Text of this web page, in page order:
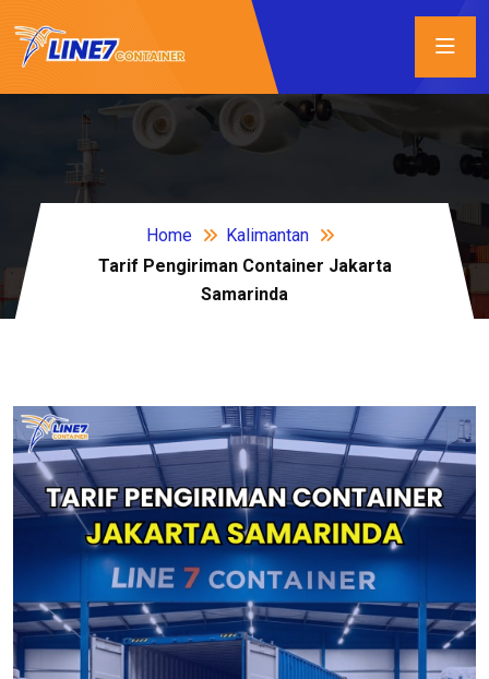
Home
Kalimantan
Tarif Pengiriman Container Jakarta
Samarinda